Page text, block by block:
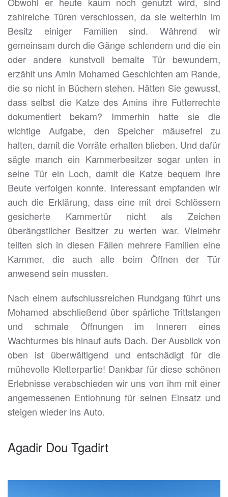
zahlreiche Türen verschlossen, da sie weiterhin im
Besitz einiger Familien sind. Während wir
gemeinsam durch die Gänge schlendern und die ein
oder andere kunstvoll bemalte Tür bewundern,
erzählt uns Amin Mohamed Geschichten am Rande,
die so nicht in Büchern stehen. Hätten Sie gewusst,
dass selbst die Katze des Amins ihre Futterrechte
dokumentiert bekam? Immerhin hatte sie die
wichtige Aufgabe, den Speicher mäusefrei zu
halten, damit die Vorräte erhalten blieben. Und dafür
sägte manch ein Kammerbesitzer sogar unten in
seine Tür ein Loch, damit die Katze bequem ihre
Beute verfolgen konnte. Interessant empfanden wir
auch die Erklärung, dass eine mit drei Schlössern
gesicherte Kammertür nicht als Zeichen
überängstlicher Besitzer zu werten war. Vielmehr
teilten sich in diesen Fällen mehrere Familien eine
Kammer, die auch alle beim Öffnen der Tür
anwesend sein mussten.
Nach einem aufschlussreichen Rundgang führt uns
Mohamed abschließend über spärliche Trittstangen
und schmale Öffnungen im Inneren eines
Wachturmes bis hinauf aufs Dach. Der Ausblick von
oben ist überwältigend und entschädigt für die
mühevolle Kletterpartie! Dankbar für diese schönen
Erlebnisse verabschieden wir uns von ihm mit einer
angemessenen Entlohnung für seinen Einsatz und
steigen wieder ins Auto.
Agadir Dou Tgadirt